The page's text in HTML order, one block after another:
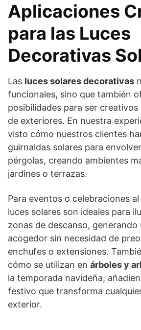
Aplicaciones
para las Luces
Decorativas
Las luces solares decorativas
funcionales, sino que también
posibilidades para ser
de exteriores. En nuestra
visto cómo nuestros clientes
guirnaldas solares para
pérgolas, creando ambientes
jardines o terrazas.
Para eventos o celebraciones
luces solares son ideales para
zonas de descanso, generando
acogedor sin necesidad de
enchufes o extensiones.
cómo se utilizan en árboles y
la temporada navideña,
festivo que transforma
exterior.